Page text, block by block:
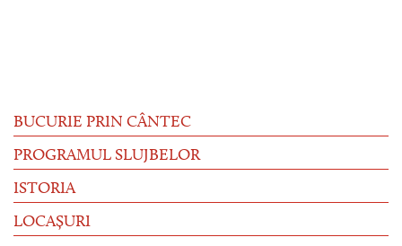
BUCURIE PRIN CÂNTEC
PROGRAMUL SLUJBELOR
ISTORIA
LOCAȘURI